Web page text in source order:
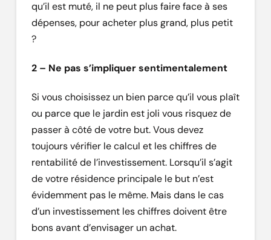
qu’il est muté, il ne peut plus faire face à ses
dépenses, pour acheter plus grand, plus petit
?
2 – Ne pas s’impliquer sentimentalement
Si vous choisissez un bien parce qu’il vous plaît
ou parce que le jardin est joli vous risquez de
passer à côté de votre but. Vous devez
toujours vérifier le calcul et les chiffres de
rentabilité de l’investissement. Lorsqu’il s’agit
de votre résidence principale le but n’est
évidemment pas le même. Mais dans le cas
d’un investissement les chiffres doivent être
bons avant d’envisager un achat.